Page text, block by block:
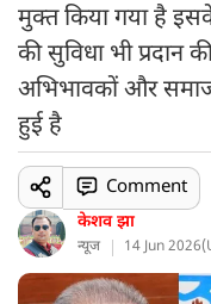
मुक्त किया गया है
की सुविधा भी प्रदान
अभिभावकों और
हुई है
केशव झा
न्यूज 14 Jun 2026(
Comment